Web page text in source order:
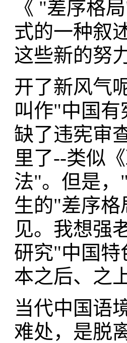
《 "差序格
式的一种叙
这些新的努
开了新风气
叫作"中国
缺了违宪审
里了--类似
法"。但是
生的"差序
见。我想强
研究"中国
本之后、之
当代中国语
难处，是脱